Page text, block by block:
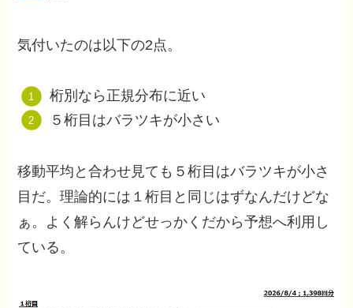
気付いたのは以下の2点。
桁別なら正規分布に近い
５桁目はバラツキが小さい
移動平均と合わせ見ても５桁目はバラツキが小さ
目だ。理論的には１桁目と同じはずなんだけどな
ぁ。よく解らんけどせっかくだから予想へ利用し
ている。